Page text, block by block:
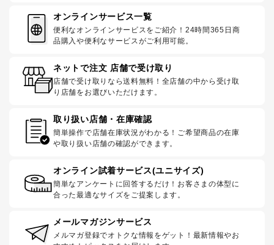
オンラインサービス一覧
便利なオンラインサービスをご紹介！24時間365日商
品購入や便利なサービスがご利用可能。
ネットで注文 店舗で受け取り
店舗で受け取りなら送料無料！全店舗の中から受け取
り店舗をお選びいただけます。
取り扱い店舗・在庫確認
簡単操作で店舗在庫状況がわかる！ご希望商品の在庫
や取り扱い店舗の確認ができます。
オンライン試着サービス(ユニサイズ)
簡単なアンケートに回答するだけ！お客さまの体型に
合った最適なサイズをご提案します。
メールマガジンサービス
メルマガ登録でオトクな情報をゲット！最新情報やお